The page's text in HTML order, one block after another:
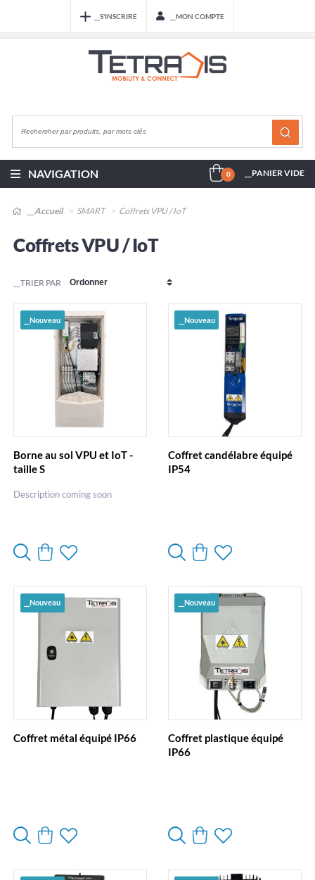
__S'INSCRIRE __MON COMPTE
NAVIGATION 0 __PANIER VIDE
__Accueil SMART Coffrets VPU / IoT
Coffrets VPU / IoT
__TRIER PAR
__Nouveau
Borne au sol VPU et IoT -
taille S
Description coming soon
__Nouveau
Coffret candélabre équipé
IP54
__Nouveau
Coffret métal équipé IP66
__Nouveau
Coffret plastique équipé
IP66